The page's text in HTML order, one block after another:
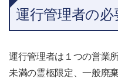
運行管理者の必
運行管理者は１つの営業
未満の霊柩限定、一般廃